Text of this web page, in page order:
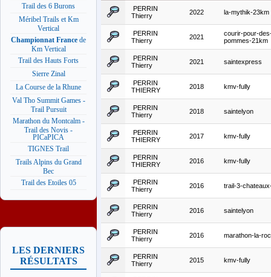
Trail des 6 Burons
Méribel Trails et Km
Vertical
Championnat France de
Km Vertical
Trail des Hauts Forts
Sierre Zinal
La Course de la Rhune
Val Tho Summit Games -
Trail Pursuit
Marathon du Montcalm -
Trail des Novis -
PICaPICA
TIGNES Trail
Trails Alpins du Grand
Bec
Trail des Etoiles 05
LES DERNIERS
RÉSULTATS
PERRIN
Thierry
2022 la-mythik-23km
PERRIN
Thierry
2021
courir-pour-
pommes-21km
PERRIN
Thierry
2021 saintexpress
PERRIN
THIERRY
2018 kmv-fully
PERRIN
Thierry
2018 saintelyon
PERRIN
THIERRY
2017 kmv-fully
PERRIN
THIERRY
2016 kmv-fully
PERRIN
Thierry
2016 trail-3-
PERRIN
Thierry
2016 saintelyon
PERRIN
Thierry
2016 marathon-la-
PERRIN
Thierry
2015 kmv-fully